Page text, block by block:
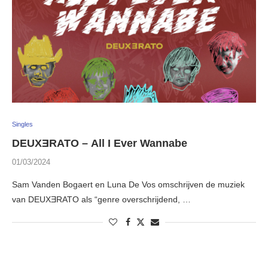
Singles
DEUXƎRATO – All I Ever Wannabe
01/03/2024
Sam Vanden Bogaert en Luna De Vos omschrijven de muziek
van DEUXƎRATO als “genre overschrijdend, …